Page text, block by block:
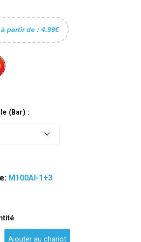
partir de : 4.99€
(Bar) :
M100AI-1+3
Ajouter au chariot